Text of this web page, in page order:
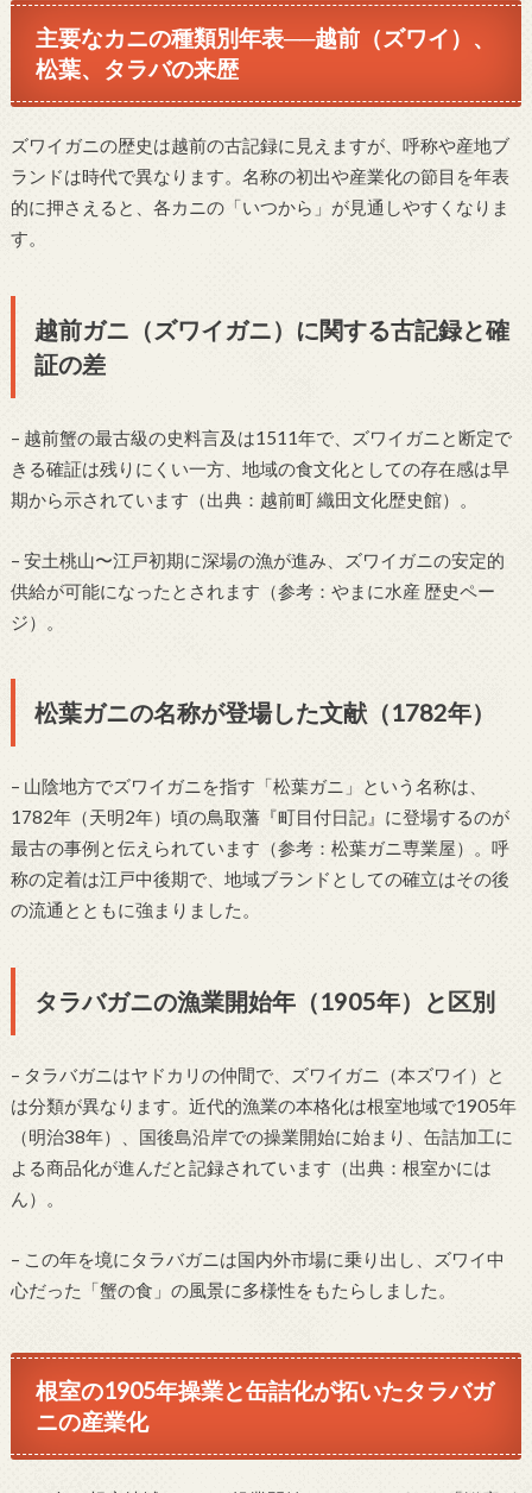
主要なカニの種類別年表──越前（ズワイ）、
松葉、タラバの来歴
ズワイガニの歴史は越前の古記録に見えますが、呼称や産地ブ
ランドは時代で異なります。名称の初出や産業化の節目を年表
的に押さえると、各カニの「いつから」が見通しやすくなりま
す。
越前ガニ（ズワイガニ）に関する古記録と確
証の差
– 越前蟹の最古級の史料言及は1511年で、ズワイガニと断定で
きる確証は残りにくい一方、地域の食文化としての存在感は早
期から示されています（出典：越前町 織田文化歴史館）。
– 安土桃山〜江戸初期に深場の漁が進み、ズワイガニの安定的
供給が可能になったとされます（参考：やまに水産 歴史ペー
ジ）。
松葉ガニの名称が登場した文献（1782年）
– 山陰地方でズワイガニを指す「松葉ガニ」という名称は、
1782年（天明2年）頃の鳥取藩『町目付日記』に登場するのが
最古の事例と伝えられています（参考：松葉ガニ専業屋）。呼
称の定着は江戸中後期で、地域ブランドとしての確立はその後
の流通とともに強まりました。
タラバガニの漁業開始年（1905年）と区別
– タラバガニはヤドカリの仲間で、ズワイガニ（本ズワイ）と
は分類が異なります。近代的漁業の本格化は根室地域で1905年
（明治38年）、国後島沿岸での操業開始に始まり、缶詰加工に
よる商品化が進んだと記録されています（出典：根室かには
ん）。
– この年を境にタラバガニは国内外市場に乗り出し、ズワイ中
心だった「蟹の食」の風景に多様性をもたらしました。
根室の1905年操業と缶詰化が拓いたタラバガ
ニの産業化